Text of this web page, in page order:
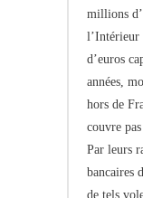
millions
l’Intérieur
d’euros
années,
hors de
couvre
Par leurs
bancaires
de tels